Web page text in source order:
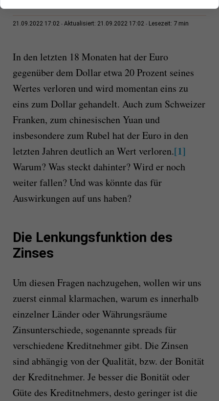
21.09.2022 17:02 Aktualisiert: 21.09.2022 17:02 Lesezeit: 7 min
In den letzten 18 Monaten hat der Euro
gegenüber dem Dollar etwa 20 Prozent seines
Wertes verloren und wird momentan eins zu
eins zum Dollar gehandelt. Auch zum Schweizer
Franken, zum chinesischen Yuan und
insbesondere zum Rubel hat der Euro in den
letzten Jahren deutlich an Wert verloren.[1]
Warum? Was steckt dahinter? Wird er noch
weiter fallen? Und was könnte das für
Auswirkungen auf uns haben?
Die Lenkungsfunktion des
Zinses
Um diesen Fragen nachzugehen, wollen wir uns
zuerst einmal klarmachen, warum es innerhalb
einzelner Länder oder Währungsräume
Zinsunterschiede, sogenannte spreads für
verschiedene Kreditnehmer gibt. Die Zinsen
sind abhängig von der Qualität, bzw. der Bonität
der Kreditnehmer. Je besser die Bonität oder
Güte des Kreditnehmers, desto geringer ist die